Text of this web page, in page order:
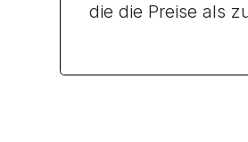
die die Preise als